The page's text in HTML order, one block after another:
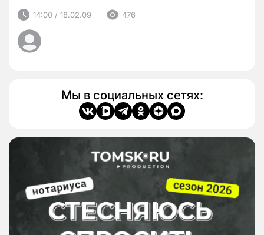
14:00 / 18.02.09 476
Мы в социальных сетях: